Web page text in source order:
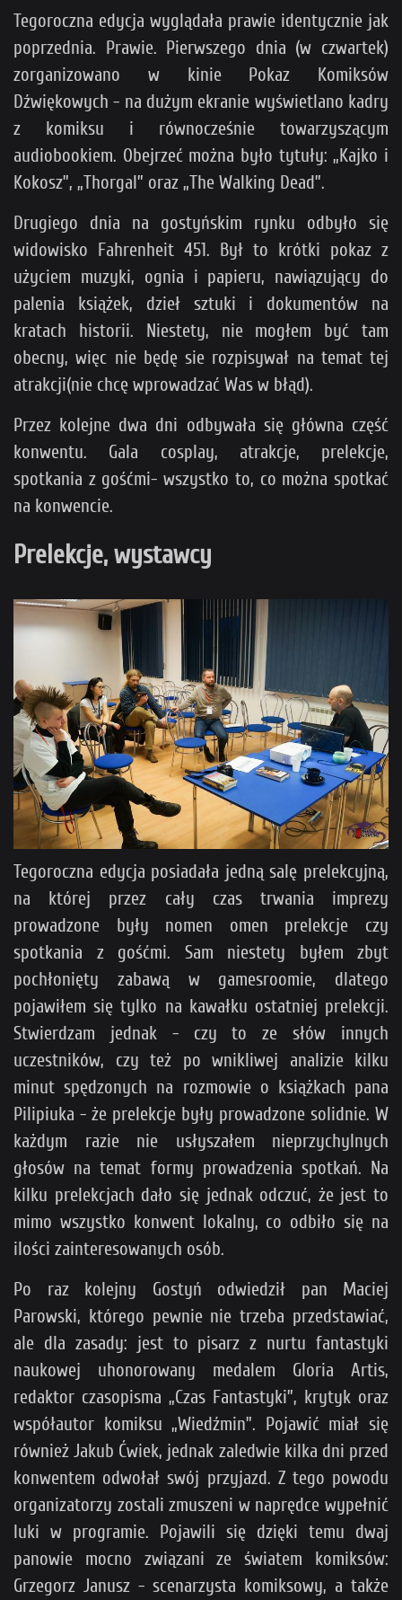
Tegoroczna edycja wyglądała prawie identycznie jak
poprzednia. Prawie. Pierwszego dnia (w czwartek)
zorganizowano w kinie Pokaz Komiksów
Dźwiękowych - na dużym ekranie wyświetlano kadry
z komiksu i równocześnie towarzyszącym
audiobookiem. Obejrzeć można było tytuły: „Kajko i
Kokosz”, „Thorgal” oraz „The Walking Dead”.
Drugiego dnia na gostyńskim rynku odbyło się
widowisko Fahrenheit 451. Był to krótki pokaz z
użyciem muzyki, ognia i papieru, nawiązujący do
palenia książek, dzieł sztuki i dokumentów na
kratach historii. Niestety, nie mogłem być tam
obecny, więc nie będę sie rozpisywał na temat tej
atrakcji(nie chcę wprowadzać Was w błąd).
Przez kolejne dwa dni odbywała się główna część
konwentu. Gala cosplay, atrakcje, prelekcje,
spotkania z gośćmi- wszystko to, co można spotkać
na konwencie.
Prelekcje, wystawcy
Tegoroczna edycja posiadała jedną salę prelekcyjną,
na której przez cały czas trwania imprezy
prowadzone były nomen omen prelekcje czy
spotkania z gośćmi. Sam niestety byłem zbyt
pochłonięty zabawą w gamesroomie, dlatego
pojawiłem się tylko na kawałku ostatniej prelekcji.
Stwierdzam jednak - czy to ze słów innych
uczestników, czy też po wnikliwej analizie kilku
minut spędzonych na rozmowie o książkach pana
Pilipiuka - że prelekcje były prowadzone solidnie. W
każdym razie nie usłyszałem nieprzychylnych
głosów na temat formy prowadzenia spotkań. Na
kilku prelekcjach dało się jednak odczuć, że jest to
mimo wszystko konwent lokalny, co odbiło się na
ilości zainteresowanych osób.
Po raz kolejny Gostyń odwiedził pan Maciej
Parowski, którego pewnie nie trzeba przedstawiać,
ale dla zasady: jest to pisarz z nurtu fantastyki
naukowej uhonorowany medalem Gloria Artis,
redaktor czasopisma „Czas Fantastyki”, krytyk oraz
współautor komiksu „Wiedźmin”. Pojawić miał się
również Jakub Ćwiek, jednak zaledwie kilka dni przed
konwentem odwołał swój przyjazd. Z tego powodu
organizatorzy zostali zmuszeni w naprędce wypełnić
luki w programie. Pojawili się dzięki temu dwaj
panowie mocno związani ze światem komiksów:
Grzegorz Janusz - scenarzysta komiksowy, a także